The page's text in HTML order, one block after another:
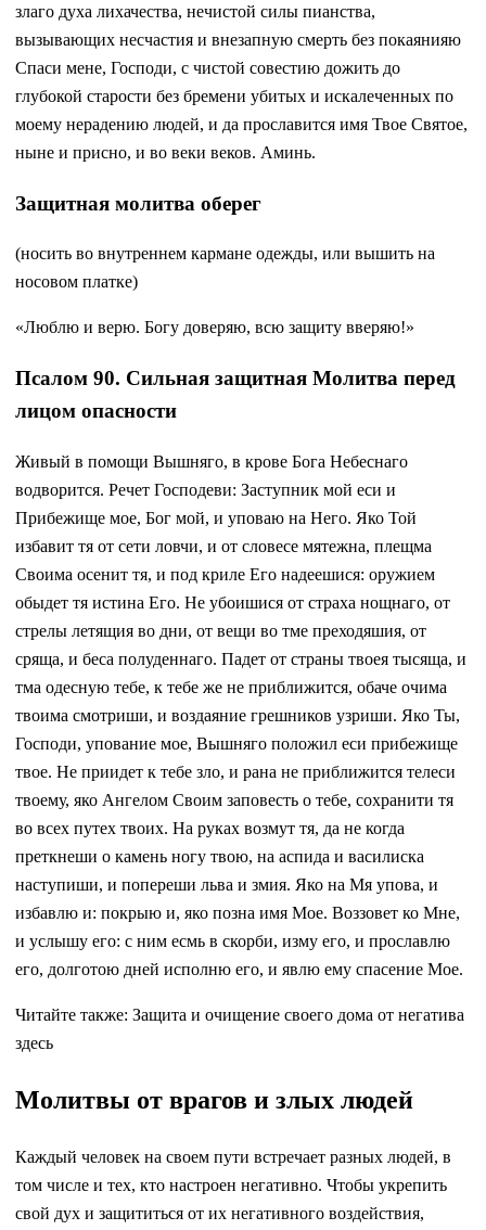
злаго духа лихачества, нечистой силы пианства,
вызывающих несчастия и внезапную смерть без покаянияю
Спаси мене, Господи, с чистой совестию дожить до
глубокой старости без бремени убитых и искалеченных по
моему нерадению людей, и да прославится имя Твое Святое,
ныне и присно, и во веки веков. Аминь.
Защитная молитва оберег
(носить во внутреннем кармане одежды, или вышить на
носовом платке)
«Люблю и верю. Богу доверяю, всю защиту вверяю!»
Псалом 90. Сильная защитная Молитва перед
лицом опасности
Живый в помощи Вышняго, в крове Бога Небеснаго
водворится. Речет Господеви: Заступник мой еси и
Прибежище мое, Бог мой, и уповаю на Него. Яко Той
избавит тя от сети ловчи, и от словесе мятежна, плещма
Своима осенит тя, и под криле Его надеешися: оружием
обыдет тя истина Его. Не убоишися от страха нощнаго, от
стрелы летящия во дни, от вещи во тме преходяшия, от
сряща, и беса полуденнаго. Падет от страны твоея тысяща, и
тма одесную тебе, к тебе же не приближится, обаче очима
твоима смотриши, и воздаяние грешников узриши. Яко Ты,
Господи, упование мое, Вышняго положил еси прибежище
твое. Не приидет к тебе зло, и рана не приближится телеси
твоему, яко Ангелом Своим заповесть о тебе, сохранити тя
во всех путех твоих. На руках возмут тя, да не когда
преткнеши о камень ногу твою, на аспида и василиска
наступиши, и попереши льва и змия. Яко на Мя упова, и
избавлю и: покрыю и, яко позна имя Мое. Воззовет ко Мне,
и услышу его: с ним есмь в скорби, изму его, и прославлю
его, долготою дней исполню его, и явлю ему спасение Мое.
Читайте также: Защита и очищение своего дома от негатива
здесь
Молитвы от врагов и злых людей
Каждый человек на своем пути встречает разных людей, в
том числе и тех, кто настроен негативно. Чтобы укрепить
свой дух и защититься от их негативного воздействия,